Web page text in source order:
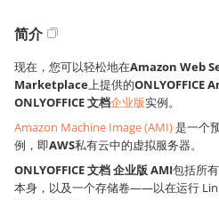
简介
现在，您可以轻松地在Amazon Web
Marketplace上提供的ONLYOFFICE
ONLYOFFICE 文档企业版实例。
Amazon Machine Image (AMI)是一个
例，即AWS私有云中的虚拟服务器。
ONLYOFFICE 文档 企业版 AMI包括所
本身，以及一个存储卷——以在运行